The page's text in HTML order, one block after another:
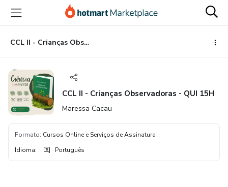
para
conteúdo
principal
para
pagamento
para
rodapé
CCL II - Crianças Observadoras - QUI 15H
CCL II - Crianças Observadoras - QUI 15H
Maressa Cacau
Formato: Cursos Online e Serviços de Assinatura
Idioma: Português